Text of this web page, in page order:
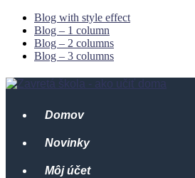
Blog with style effect
Blog – 1 column
Blog – 2 columns
Blog – 3 columns
Domov
Novinky
Môj účet